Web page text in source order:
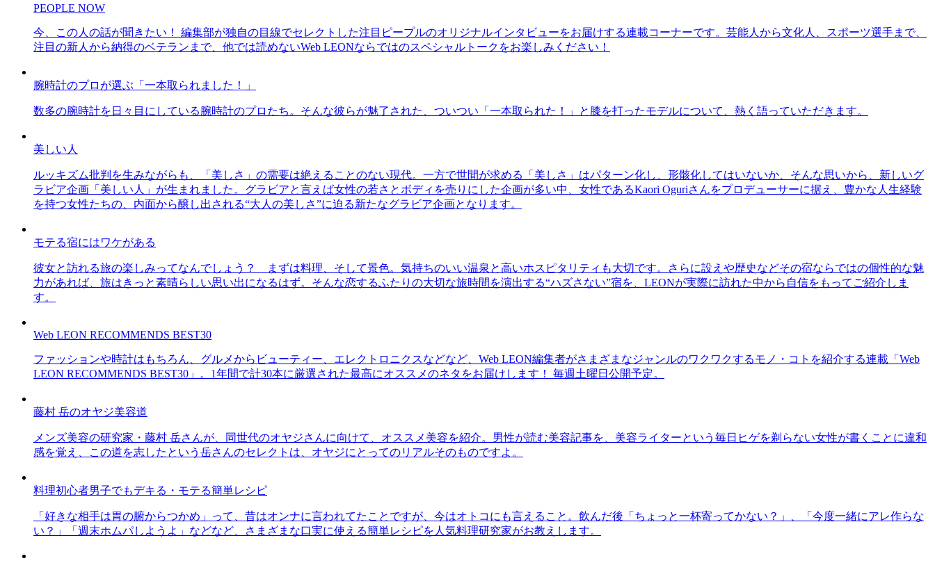
PEOPLE NOW
今、この人の話が聞きたい！ 編集部が独自の目線でセレクトした注目ピープルのオリジナルインタビューをお届けする連載コーナーです。芸能人から文化人、スポーツ選手まで、
注目の新人から納得のベテランまで、他では読めないWeb LEONならではのスペシャルトークをお楽しみください！
腕時計のプロが選ぶ「一本取られました！」
数多の腕時計を日々目にしている腕時計のプロたち。そんな彼らが魅了された、ついつい「一本取られた！」と膝を打ったモデルについて、熱く語っていただきます。
美しい人
ルッキズム批判を生みながらも、「美しさ」の需要は絶えることのない現代。一方で世間が求める「美しさ」はパターン化し、形骸化してはいないか、そんな思いから、新しいグ
ラビア企画「美しい人」が生まれました。グラビアと言えば女性の若さとボディを売りにした企画が多い中、女性であるKaori Oguriさんをプロデューサーに据え、豊かな人生経験
を持つ女性たちの、内面から醸し出される“大人の美しさ”に迫る新たなグラビア企画となります。
モテる宿にはワケがある
彼女と訪れる旅の楽しみってなんでしょう？ まずは料理、そして景色。気持ちのいい温泉と高いホスピタリティも大切です。さらに設えや歴史などその宿ならではの個性的な魅
力があれば、旅はきっと素晴らしい思い出になるはず。そんな恋するふたりの大切な旅時間を演出する“ハズさない”宿を、LEONが実際に訪れた中から自信をもってご紹介しま
す。
Web LEON RECOMMENDS BEST30
ファッションや時計はもちろん、グルメからビューティー、エレクトロニクスなどなど、Web LEON編集者がさまざまなジャンルのワクワクするモノ・コトを紹介する連載「Web
LEON RECOMMENDS BEST30」。1年間で計30本に厳選された最高にオススメのネタをお届けします！ 毎週土曜日公開予定。
藤村 岳のオヤジ美容道
メンズ美容の研究家・藤村 岳さんが、同世代のオヤジさんに向けて、オススメ美容を紹介。男性が読む美容記事を、美容ライターという毎日ヒゲを剃らない女性が書くことに違和
感を覚え、この道を志したという岳さんのセレクトは、オヤジにとってのリアルそのものですよ。
料理初心者男子でもデキる・モテる簡単レシピ
「好きな相手は胃の腑からつかめ」って、昔はオンナに言われてたことですが、今はオトコにも言えること。飲んだ後「ちょっと一杯寄ってかない？」、「今度一緒にアレ作らな
い？」「週末ホムパしようよ」などなど、さまざまな口実に使える簡単レシピを人気料理研究家がお教えします。